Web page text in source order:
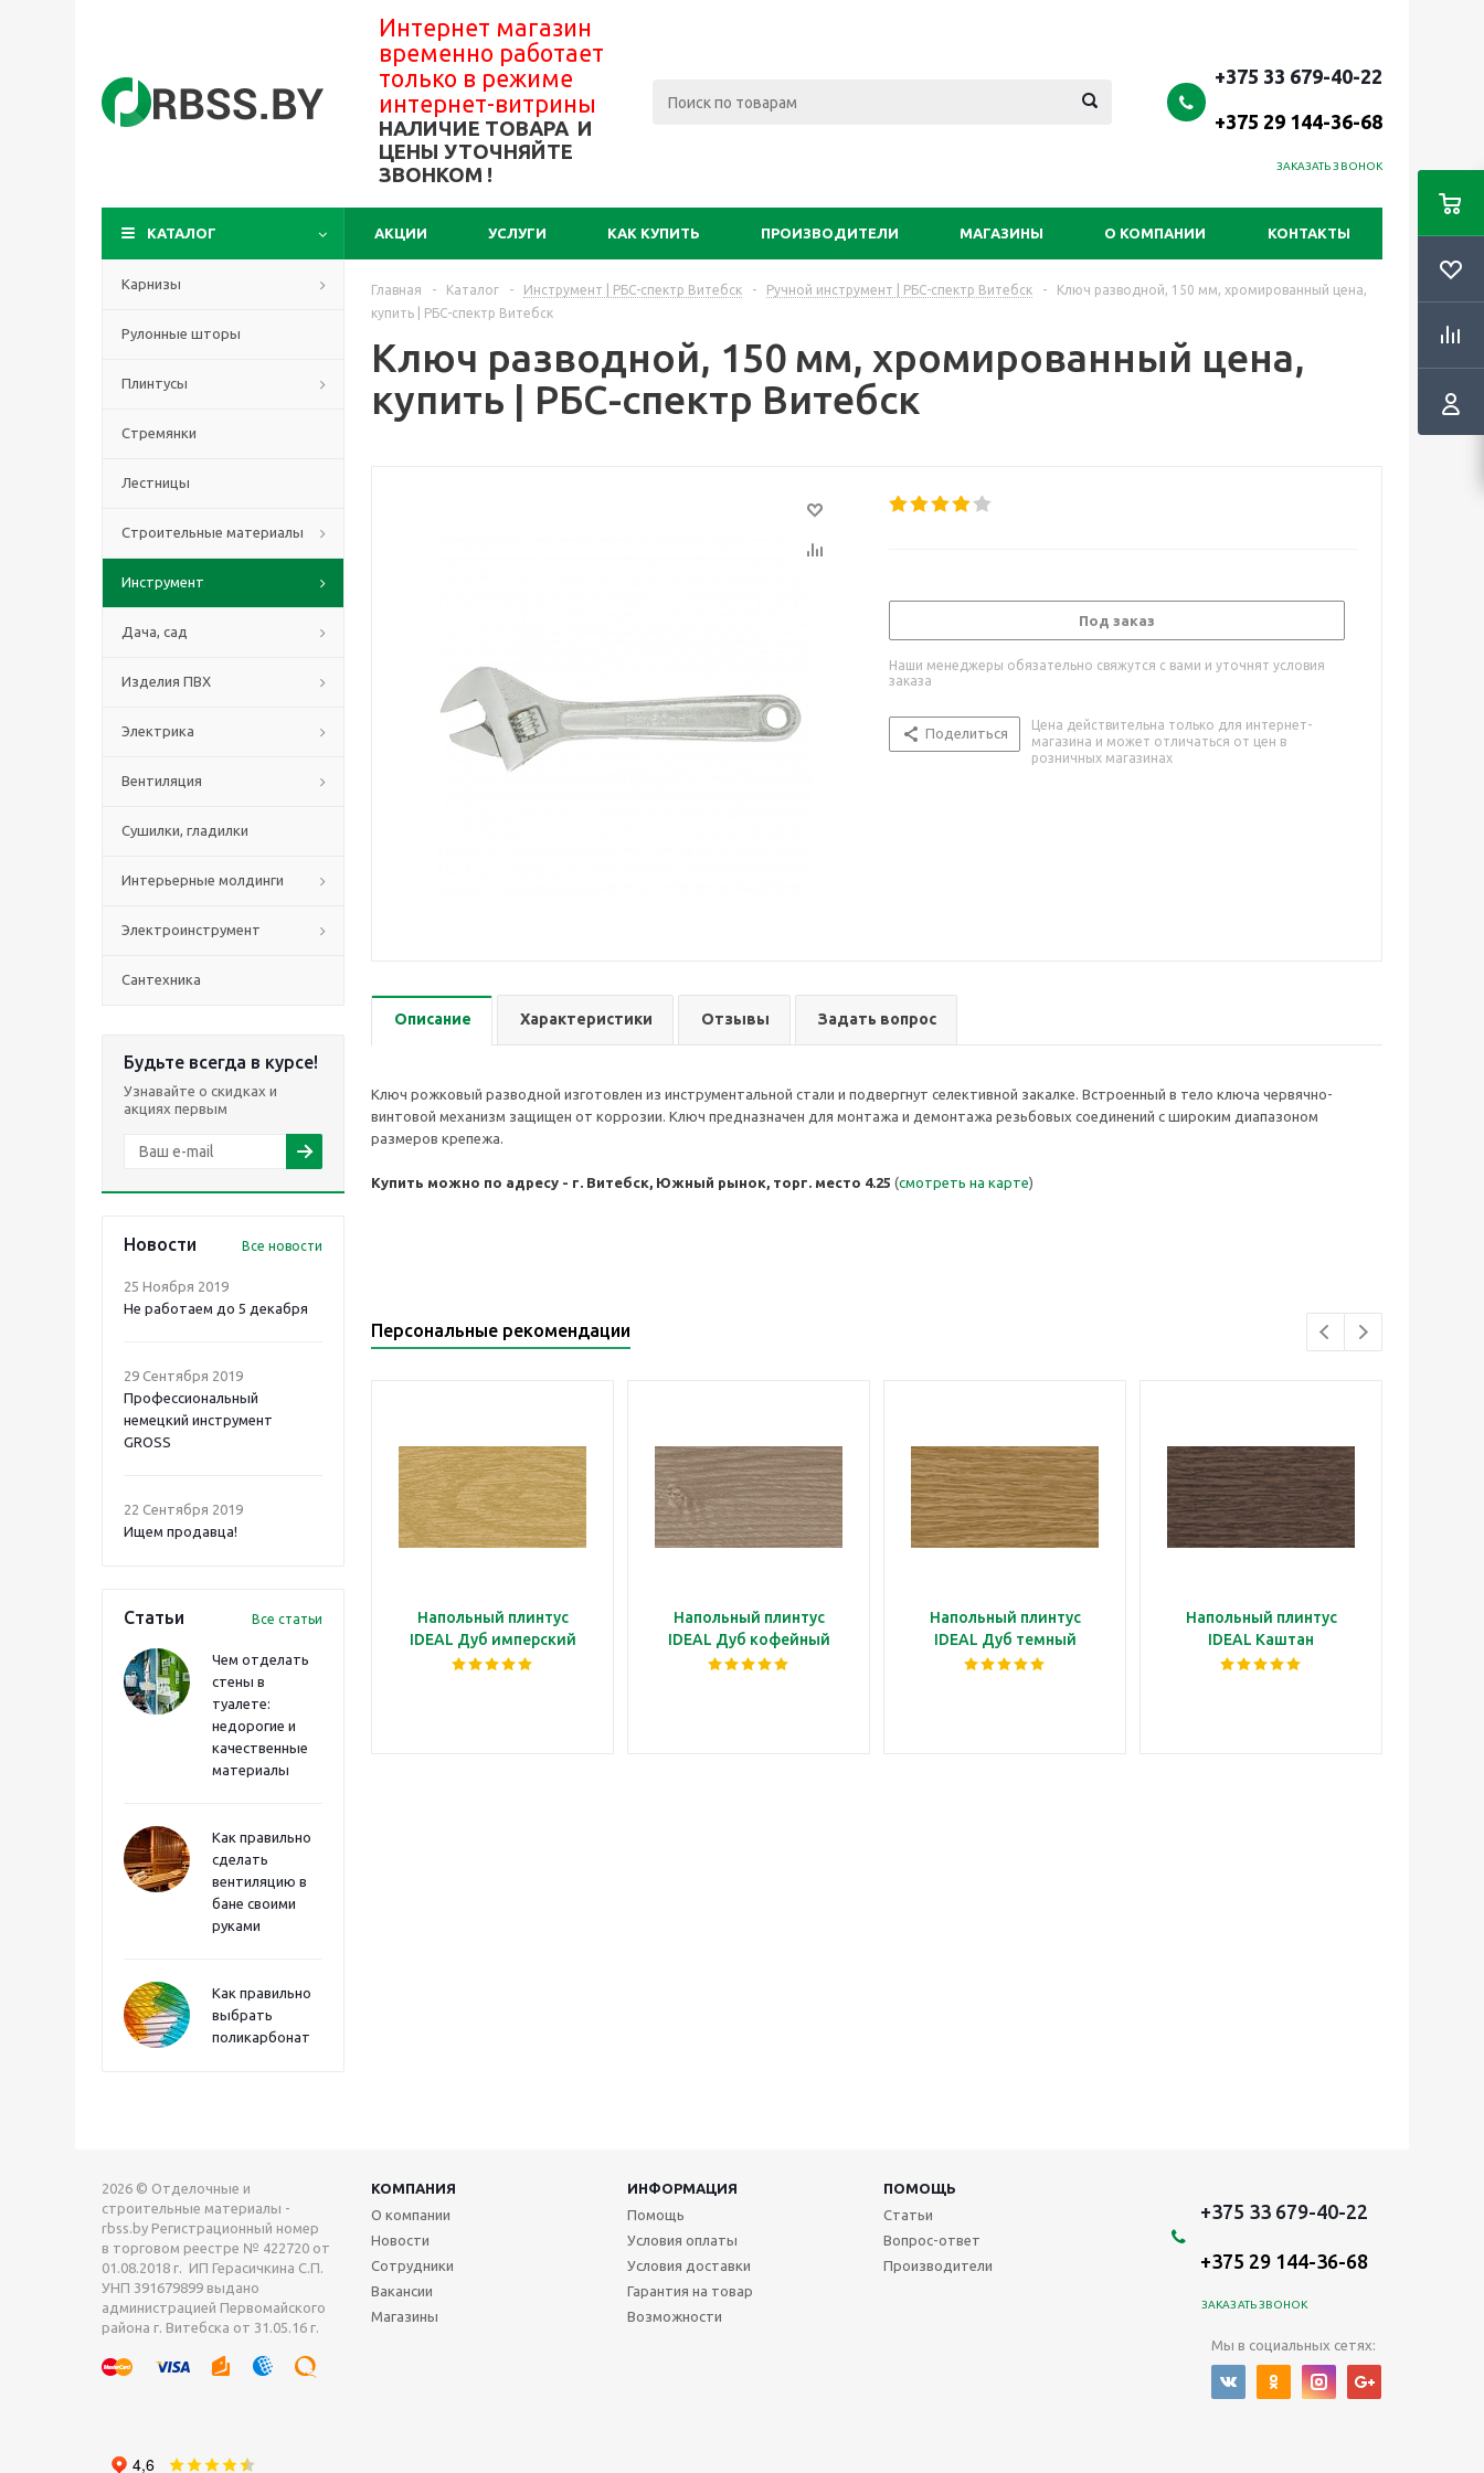
Интернет магазин
временно работает
только в режиме
интернет-витрины
НАЛИЧИЕ ТОВАРА И
ЦЕНЫ УТОЧНЯЙТЕ
ЗВОНКОМ !
+375 33 679-40-22
+375 29 144-36-68
ЗАКАЗАТЬ ЗВОНОК
КАТАЛОГ АКЦИИ УСЛУГИ КАК КУПИТЬ ПРОИЗВОДИТЕЛИ МАГАЗИНЫ О КОМПАНИИ КОНТАКТЫ
Карнизы
Рулонные шторы
Плинтусы
Стремянки
Лестницы
Строительные материалы
Инструмент
Дача, сад
Изделия ПВХ
Электрика
Вентиляция
Сушилки, гладилки
Интерьерные молдинги
Электроинструмент
Сантехника
Будьте всегда в курсе!
Узнавайте о скидках и
акциях первым
Новости Все новости
25 Ноября 2019
Не работаем до 5 декабря
29 Сентября 2019
Профессиональный
немецкий инструмент
GROSS
22 Сентября 2019
Ищем продавца!
Статьи Все статьи
Чем отделать
стены в
туалете:
недорогие и
качественные
материалы
Как правильно
сделать
вентиляцию в
бане своими
руками
Как правильно
выбрать
поликарбонат
Главная - Каталог - Инструмент | РБС-спектр Витебск - Ручной инструмент | РБС-спектр Витебск -
Ключ разводной, 150 мм, хромированный цена,
купить | РБС-спектр Витебск
Ключ разводной, 150 мм, хромированный цена,
купить | РБС-спектр Витебск
Под заказ
Наши менеджеры обязательно свяжутся с вами и уточнят условия
заказа
Поделиться
Цена действительна только для интернет-
магазина и может отличаться от цен в
розничных магазинах
Описание Характеристики Отзывы Задать вопрос
Ключ рожковый разводной изготовлен из инструментальной стали и подвергнут селективной закалке. Встроенный в тело ключа червячно-
винтовой механизм защищен от коррозии. Ключ предназначен для монтажа и демонтажа резьбовых соединений с широким диапазоном
размеров крепежа.
Купить можно по адресу - г. Витебск, Южный рынок, торг. место 4.25 (смотреть на карте)
Персональные рекомендации
Напольный плинтус
IDEAL Дуб имперский
Напольный плинтус
IDEAL Дуб кофейный
Напольный плинтус
IDEAL Дуб темный
Напольный плинтус
IDEAL Каштан
2026 © Отделочные и
строительные материалы -
rbss.by Регистрационный номер
в торговом реестре № 422720 от
01.08.2018 г. ИП Герасичкина С.П.
УНП 391679899 выдано
администрацией Первомайского
района г. Витебска от 31.05.16 г.
КОМПАНИЯ ИНФОРМАЦИЯ
ПОМОЩЬ
О компании
Новости
Сотрудники
Вакансии
Магазины
Помощь
Условия оплаты
Условия доставки
Гарантия на товар
Возможности
Статьи
Вопрос-ответ
Производители
+375 33 679-40-22
+375 29 144-36-68
ЗАКАЗАТЬ ЗВОНОК
Мы в социальных сетях: